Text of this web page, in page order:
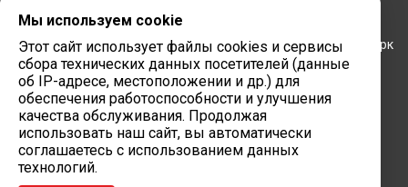
Московское представительство
105064, г. Москва, Нижний Сусальный переулок, 5, бизнес-парк
«Арма»
Режим работы:9:00 – 18:00
Завод вычислительной техники
422624, Республика Татарстан, мр-н Лаишевский, с/п
Столбищенское, ул.Советская, зд.278
Режим работы:
Мы используем cookie
Этот сайт использует файлы cookies и сервисы
сбора технических данных посетителей (данные
об IP-адресе, местоположении и др.) для
обеспечения работоспособности и улучшения
качества обслуживания. Продолжая
использовать наш сайт, вы автоматически
соглашаетесь с использованием данных
технологий.